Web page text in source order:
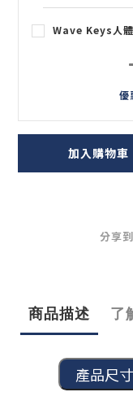
Wave Keys人
優
加入購物車
分享到
商品描述 了